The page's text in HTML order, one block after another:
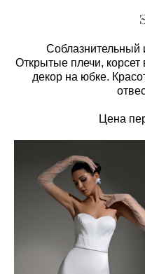
Соблазнительный
Открытые плечи,
декор на юбке.
Цена